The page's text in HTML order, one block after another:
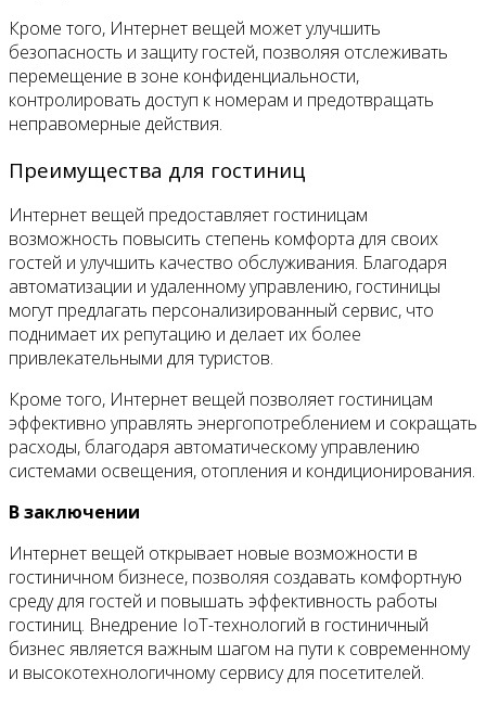
Кроме того, Интернет вещей может улучшить
безопасность и защиту гостей, позволяя отслеживать
перемещение в зоне конфиденциальности,
контролировать доступ к номерам и предотвращать
неправомерные действия.
Преимущества для гостиниц
Интернет вещей предоставляет гостиницам
возможность повысить степень комфорта для своих
гостей и улучшить качество обслуживания. Благодаря
автоматизации и удаленному управлению, гостиницы
могут предлагать персонализированный сервис, что
поднимает их репутацию и делает их более
привлекательными для туристов.
Кроме того, Интернет вещей позволяет гостиницам
эффективно управлять энергопотреблением и сокращать
расходы, благодаря автоматическому управлению
системами освещения, отопления и кондиционирования.
В заключении
Интернет вещей открывает новые возможности в
гостиничном бизнесе, позволяя создавать комфортную
среду для гостей и повышать эффективность работы
гостиниц. Внедрение IoT-технологий в гостиничный
бизнес является важным шагом на пути к современному
и высокотехнологичному сервису для посетителей.